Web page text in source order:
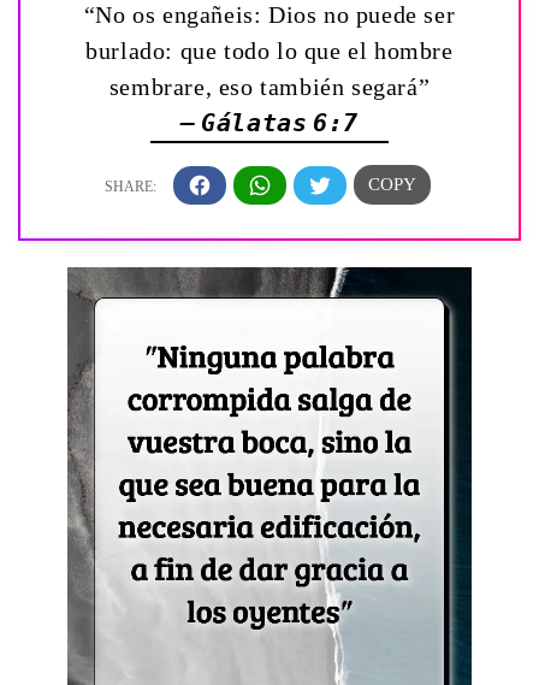
“No os engañeis: Dios no puede ser
burlado: que todo lo que el hombre
sembrare, eso también segará”
— Gálatas 6:7